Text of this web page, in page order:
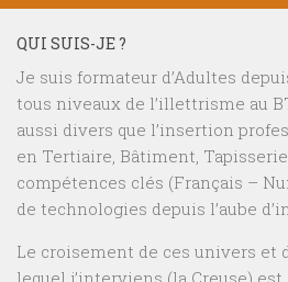
QUI SUIS-JE ?
Je suis formateur d’Adultes
tous niveaux de l’illettrisme au
aussi divers que l’insertion
en Tertiaire, Bâtiment,
compétences clés (Français –
de technologies depuis l’aube
Le croisement de ces univers et
lequel j’interviens (la Creuse)